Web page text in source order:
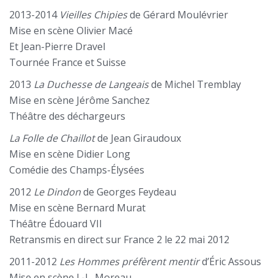
2013-2014Vieilles Chipiesde Gérard Moulévrier
Mise en scène Olivier Macé
Et Jean-Pierre Dravel
Tournée France et Suisse
2013 La Duchesse de Langeaisde Michel Tremblay
Mise en scène Jérôme Sanchez
Théâtre des déchargeurs
La Folle de Chaillotde Jean Giraudoux
Mise en scène Didier Long
Comédie des Champs-Élysées
2012 Le Dindonde Georges Feydeau
Mise en scène Bernard Murat
Théâtre Édouard VII
Retransmis en direct sur France 2 le 22 mai 2012
2011-2012 Les Hommes préfèrent mentird’Éric Assous